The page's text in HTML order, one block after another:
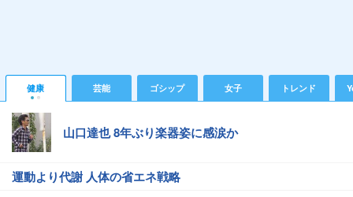
健康 芸能 ゴシップ 女子 トレンド
山口達也 8年ぶり楽器姿に感涙か
運動より代謝 人体の省エネ戦略